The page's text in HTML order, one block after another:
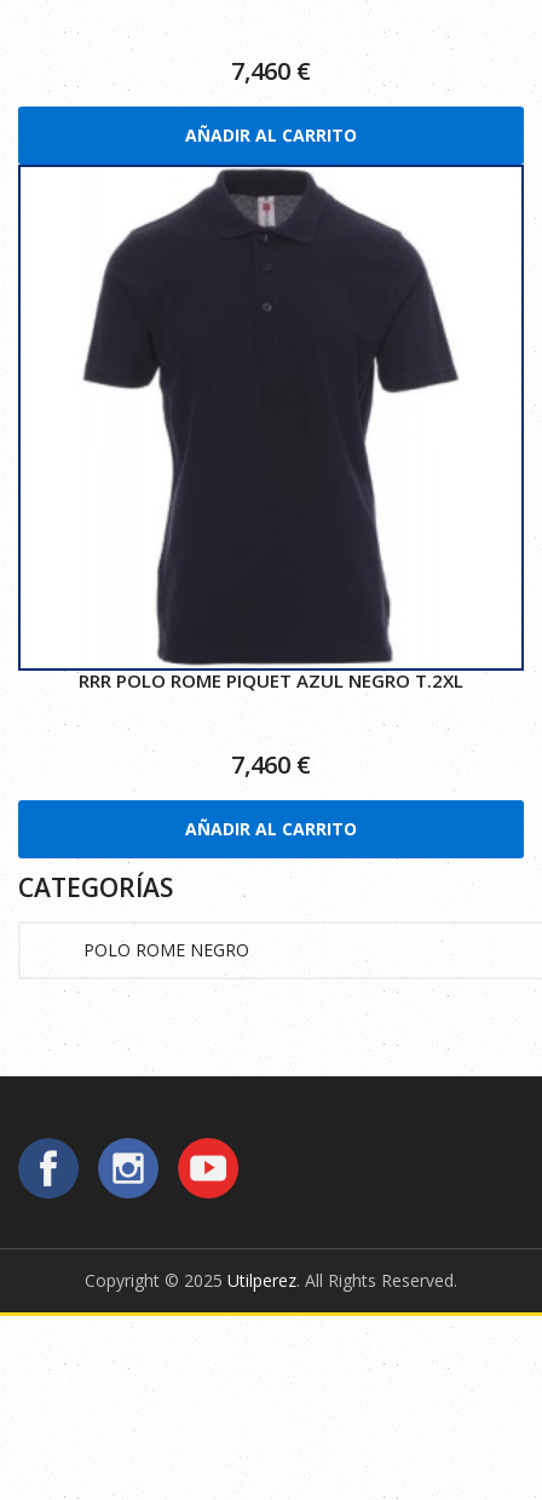
7,460 €
AÑADIR AL CARRITO
RRR POLO ROME PIQUET AZUL NEGRO T.2XL
7,460 €
AÑADIR AL CARRITO
CATEGORÍAS
Copyright © 2025 Utilperez. All Rights Reserved.